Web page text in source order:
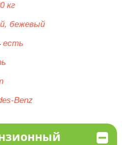
кг
бежевый
есть
Benz